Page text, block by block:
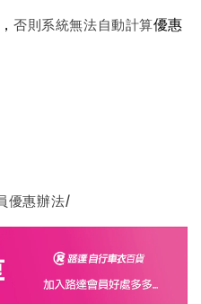
否則系統無法自動計算優惠
優惠辦法/